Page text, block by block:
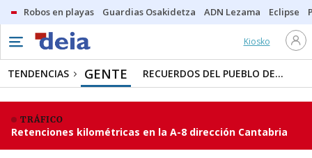
Robos en playas Guardias Osakidetza ADN Lezama Eclipse
Kiosko
TENDENCIAS GENTE RECUERDOS DEL PUEBLO DE...
TRÁFICO
Retenciones kilométricas en la A-8 dirección Cantabria